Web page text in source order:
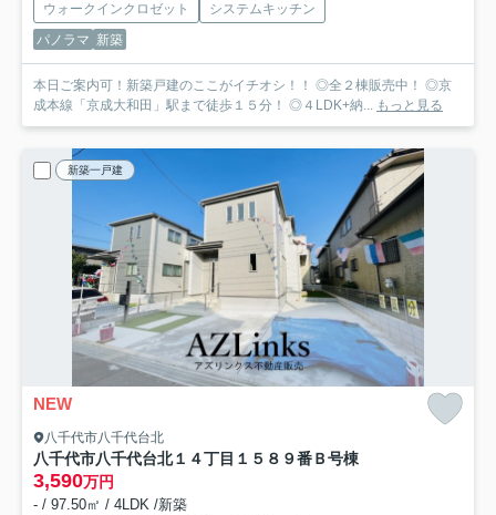
ウォークインクロゼット
システムキッチン
パノラマ 新築
本日ご案内可！新築戸建のここがイチオシ！！ ◎全２棟販売中！ ◎京
成本線「京成大和田」駅まで徒歩１５分！ ◎４LDK+納... もっと見る
新築一戸建
NEW
八千代市八千代台北
八千代市八千代台北１４丁目１５８９番Ｂ号棟
3,590万円
- / 97.50㎡ / 4LDK /新築